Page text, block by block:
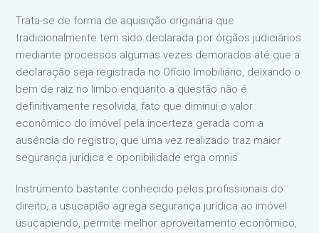
Trata-se de forma de aquisição originária que
tradicionalmente tem sido declarada por órgãos judiciários
mediante processos algumas vezes demorados até que a
declaração seja registrada no Ofício Imobiliário, deixando o
bem de raiz no limbo enquanto a questão não é
definitivamente resolvida, fato que diminui o valor
econômico do imóvel pela incerteza gerada com a
ausência do registro, que uma vez realizado traz maior
segurança jurídica e oponibilidade erga omnis.
Instrumento bastante conhecido pelos profissionais do
direito, a usucapião agrega segurança jurídica ao imóvel
usucapiendo, permite melhor aproveitamento econômico,